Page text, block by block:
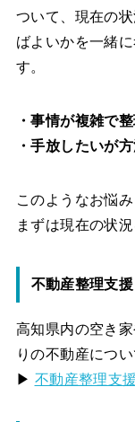
ついて、現在の
ばよいかを一緒
す。
・事情が複雑で
・手放したいが
このようなお悩
まずは現在の状
不動産整理支援
高知県内の空き
りの不動産につ
▶ 不動産整理支